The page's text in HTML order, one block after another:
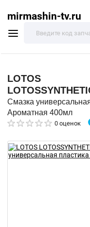
mirmashin-tv.ru
LOTOS
Смазка
Ароматная 400мл
0 оценок